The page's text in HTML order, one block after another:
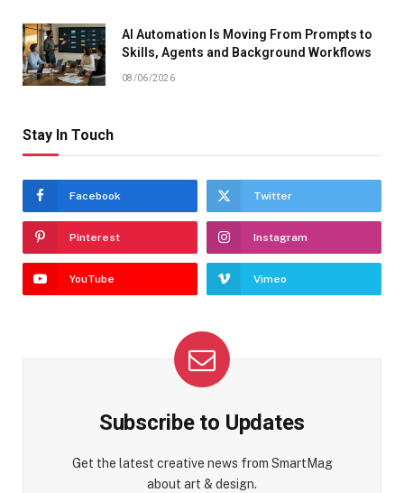
AI Automation Is Moving From Prompts to
Skills, Agents and Background Workflows
08/06/2026
Stay In Touch
Facebook Twitter
Pinterest Instagram
YouTube Vimeo
Subscribe to Updates
Get the latest creative news from SmartMag
about art & design.